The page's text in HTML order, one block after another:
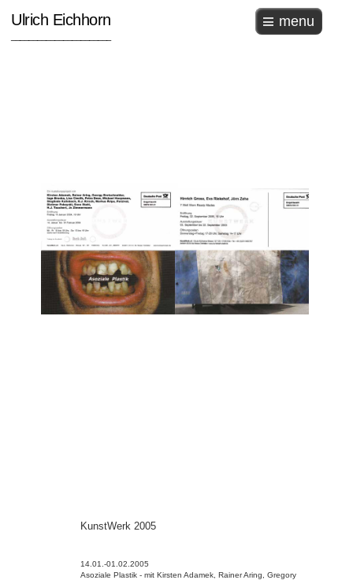
Ulrich Eichhorn menu
KunstWerk 2005
14.01.-01.02.2005
Asoziale Plastik - mit Kirsten Adamek, Rainer Aring, Gregory